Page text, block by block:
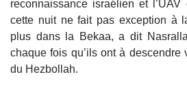
reconnaissance israélien et l’UAV
cette nuit ne fait pas exception à
plus dans la Bekaa, a dit
chaque fois qu’ils ont à descendre
du Hezbollah.